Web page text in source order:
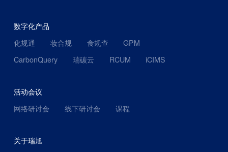
数字化产品
化规通
妆合规 食规查
GPM
CarbonQuery
瑞碳云 RCUM iCIMS
活动会议
网络研讨会
线下研讨会 课程
关于瑞旭